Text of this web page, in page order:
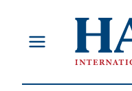
springen